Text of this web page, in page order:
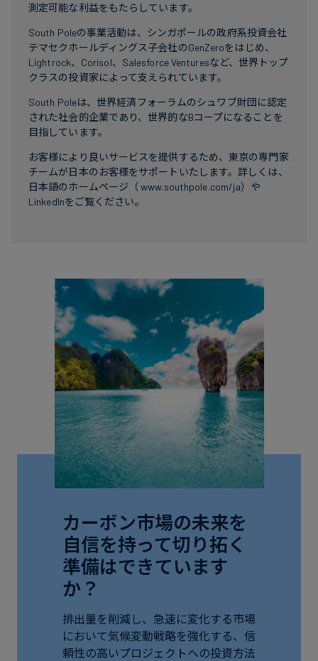
測定可能な利益をもたらしています。
South Poleの事業活動は、シンガポールの政府系投資会社
テマセクホールディングス子会社のGenZeroをはじめ、
Lightrock、Corisol、Salesforce Venturesなど、世界トップ
クラスの投資家によって支えられています。
South Poleは、世界経済フォーラムのシュワブ財団に認定
された社会的企業であり、世界的なBコープになることを
目指しています。
お客様により良いサービスを提供するため、東京の専門家
チームが日本のお客様をサポートいたします。詳しくは、
日本語のホームページ（www.southpole.com/ja）や
LinkedInをご覧ください。
カーボン市場の未来を
自信を持って切り拓く
準備はできています
か？
排出量を削減し、急速に変化する市場
において気候変動戦略を強化する、信
頼性の高いプロジェクトへの投資方法